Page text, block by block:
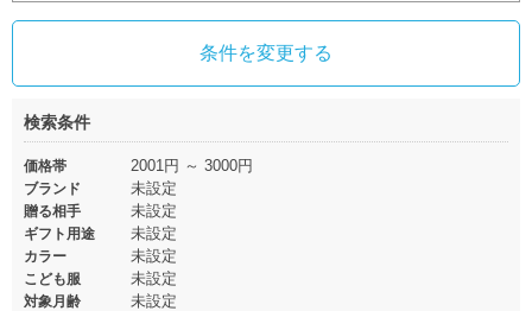
条件を変更する
検索条件
価格帯 2001円 ～ 3000円
ブランド 未設定
贈る相手 未設定
ギフト用途 未設定
カラー 未設定
こども服 未設定
対象月齢 未設定